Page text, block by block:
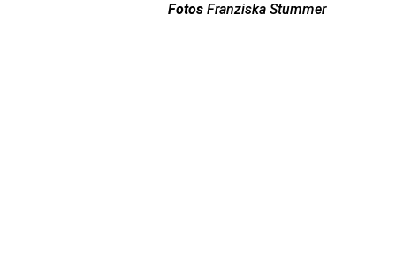
FotosFranziska Stummer